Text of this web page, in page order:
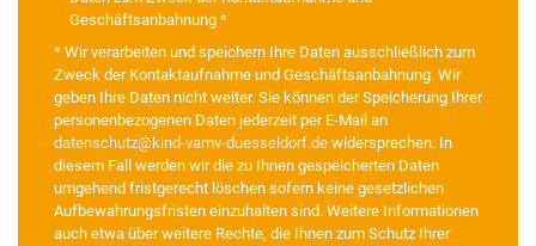
Geschäftsanbahnung *
* Wir verarbeiten und speichern Ihre Daten ausschließlich zum
Zweck der Kontaktaufnahme und Geschäftsanbahnung. Wir
geben Ihre Daten nicht weiter. Sie können der Speicherung Ihrer
personenbezogenen Daten jederzeit per E-Mail an
datenschutz@kind-vamv-duesseldorf.de widersprechen. In
diesem Fall werden wir die zu Ihnen gespeicherten Daten
umgehend fristgerecht löschen sofern keine gesetzlichen
Aufbewahrungsfristen einzuhalten sind. Weitere Informationen
auch etwa über weitere Rechte, die Ihnen zum Schutz Ihrer